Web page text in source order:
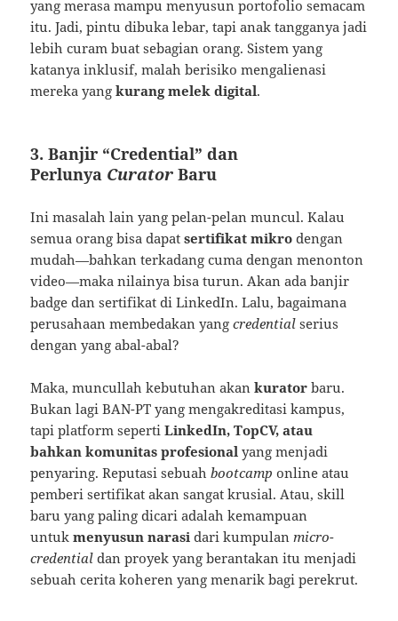
yang merasa mampu menyusun portofolio semacam
itu. Jadi, pintu dibuka lebar, tapi anak tangganya jadi
lebih curam buat sebagian orang. Sistem yang
katanya inklusif, malah berisiko mengalienasi
mereka yangkurang melek digital.
3. Banjir “Credential” dan
Perlunya Curator Baru
Ini masalah lain yang pelan-pelan muncul. Kalau
semua orang bisa dapatsertifikat mikro dengan
mudah—bahkan terkadang cuma dengan menonton
video—maka nilainya bisa turun. Akan ada banjir
badge dan sertifikat di LinkedIn. Lalu, bagaimana
perusahaan membedakan yangcredential serius
dengan yang abal-abal?
Maka, muncullah kebutuhan akankurator baru.
Bukan lagi BAN-PT yang mengakreditasi kampus,
tapi platform sepertiLinkedIn, TopCV, atau
bahkan komunitas profesional yang menjadi
penyaring. Reputasi sebuahbootcamp online atau
pemberi sertifikat akan sangat krusial. Atau, skill
baru yang paling dicari adalah kemampuan
untukmenyusun narasi dari kumpulan micro-
credential dan proyek yang berantakan itu menjadi
sebuah cerita koheren yang menarik bagi perekrut.